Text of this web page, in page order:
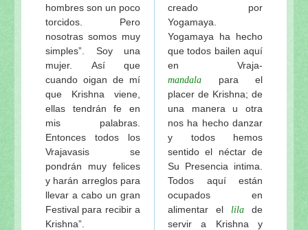
hombres son un poco
torcidos. Pero
nosotras somos muy
simples”. Soy una
mujer. Así que
cuando oigan de mí
que Krishna viene,
ellas tendrán fe en
mis palabras.
Entonces todos los
Vrajavasis se
pondrán muy felices
y harán arreglos para
llevar a cabo un gran
Festival para recibir a
Krishna”.
creado por
Yogamaya.
Yogamaya ha hecho
que todos bailen aquí
en Vraja-
mandala para el
placer de Krishna; de
una manera u otra
nos ha hecho danzar
y todos hemos
sentido el néctar de
Su Presencia intima.
Todos aquí están
ocupados en
alimentar el lila de
servir a Krishna y